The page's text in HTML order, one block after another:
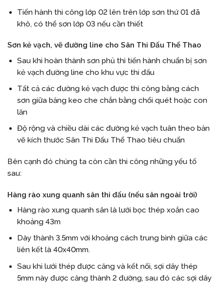
Tiến hành thi công lớp 02 lên trên lớp sơn thứ 01 đã
khô, có thể sơn lớp 03 nếu cần thiết
Sơn kẻ vạch, vẽ đường line cho Sân Thi Đấu Thể Thao
Sau khi hoàn thành sơn phủ thì tiến hành chuẩn bị sơn
kẻ vạch đường line cho khu vực thi đấu
Tất cả các đường kẻ vạch được thi công bằng cách
sơn giữa băng keo che chắn bằng chổi quét hoặc con
lăn
Độ rộng và chiều dài các đường kẻ vạch tuân theo bản
vẽ kích thước Sân Thi Đấu Thể Thao tiêu chuẩn
Bên cạnh đó chúng ta còn cần thi công những yếu tố
sau:
Hàng rào xung quanh sân thi đấu (nếu sân ngoài trời)
Hàng rào xung quanh sân là lưới bọc thép xoắn cao
khoảng 43m
Dày thành 3.5mm với khoảng cách trung bình giữa các
liên kết là 40x40mm.
Sau khi lưới thép được căng và kết nối, sợi dây thép
5mm này được căng thành 2 đường, sau đó các sợi dây